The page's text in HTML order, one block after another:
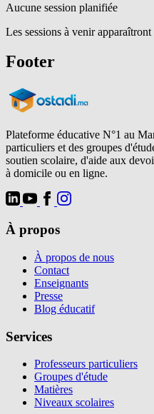
Aucune session planifiée
Les sessions à venir apparaîtront
Footer
Plateforme éducative N°1 au
particuliers et des groupes
soutien scolaire, d'aide aux
à domicile ou en ligne.
À propos
À propos de nous
Contact
Enseignants
Presse
Blog éducatif
Services
Professeurs particuliers
Groupes d'étude
Matières
Niveaux scolaires